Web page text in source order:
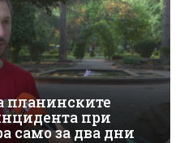
планинските
при
само за два дни